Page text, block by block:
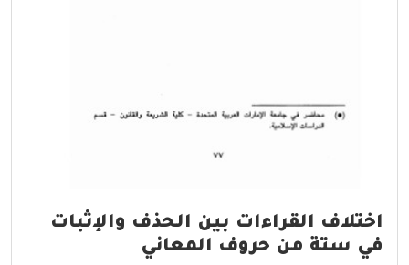
اختلاف القراءات بين الحذف والإثبات
في ستة من حروف المعاني